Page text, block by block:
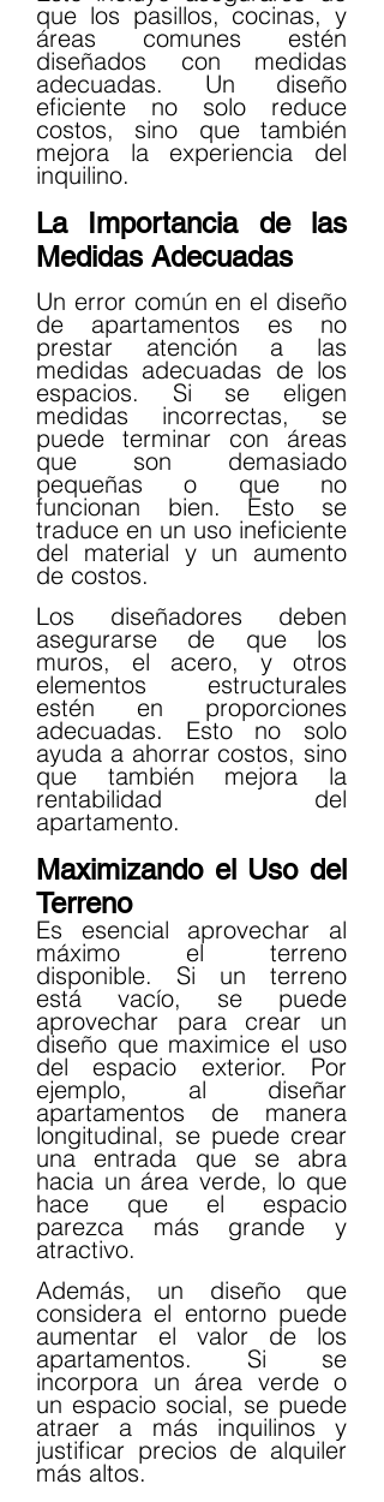
que los pasillos, cocinas, y
áreas comunes estén
diseñados con medidas
adecuadas. Un diseño
eficiente no solo reduce
costos, sino que también
mejora la experiencia del
inquilino.
La Importancia de las
Medidas Adecuadas
Un error común en el diseño
de apartamentos es no
prestar atención a las
medidas adecuadas de los
espacios. Si se eligen
medidas incorrectas, se
puede terminar con áreas
que son demasiado
pequeñas o que no
funcionan bien. Esto se
traduce en un uso ineficiente
del material y un aumento
de costos.
Los diseñadores deben
asegurarse de que los
muros, el acero, y otros
elementos estructurales
estén en proporciones
adecuadas. Esto no solo
ayuda a ahorrar costos, sino
que también mejora la
rentabilidad del
apartamento.
Maximizando el Uso del
Terreno
Es esencial aprovechar al
máximo el terreno
disponible. Si un terreno
está vacío, se puede
aprovechar para crear un
diseño que maximice el uso
del espacio exterior. Por
ejemplo, al diseñar
apartamentos de manera
longitudinal, se puede crear
una entrada que se abra
hacia un área verde, lo que
hace que el espacio
parezca más grande y
atractivo.
Además, un diseño que
considera el entorno puede
aumentar el valor de los
apartamentos. Si se
incorpora un área verde o
un espacio social, se puede
atraer a más inquilinos y
justificar precios de alquiler
más altos.